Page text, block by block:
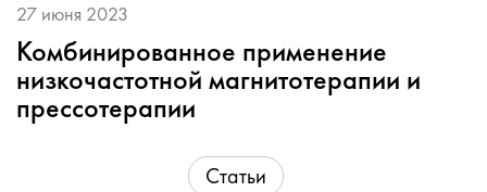
27 июня 2023
Комбинированное применение
низкочастотной магнитотерапии и
прессотерапии
Статьи